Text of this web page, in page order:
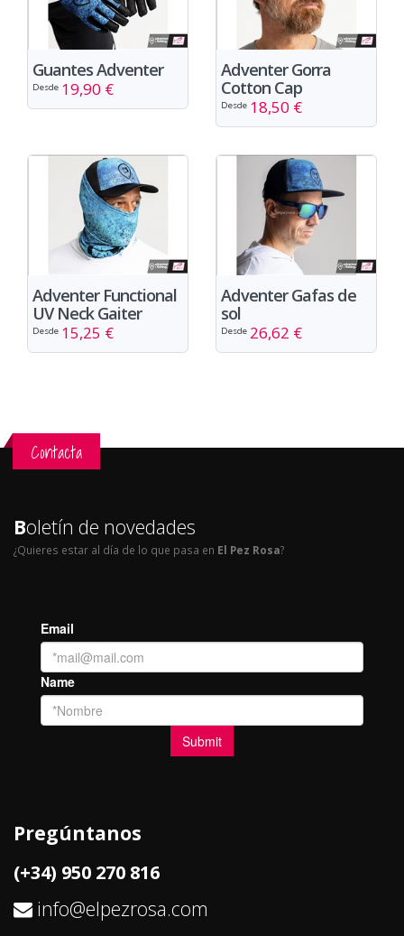
Guantes Adventer
Desde 19,90 €
Adventer Gorra
Cotton Cap
Desde 18,50 €
Adventer Functional
UV Neck Gaiter
Desde 15,25 €
Adventer Gafas de
sol
Desde 26,62 €
Contacta
Boletín de novedades
¿Quieres estar al día de lo que pasa en El Pez Rosa?
Pregúntanos
(+34) 950 270 816
info@elpezrosa.com